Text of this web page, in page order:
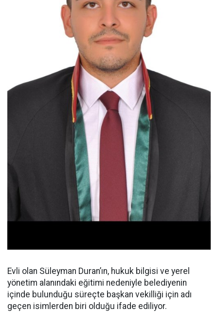
Evli olan Süleyman Duran’ın, hukuk bilgisi ve yerel
yönetim alanındaki eğitimi nedeniyle belediyenin
içinde bulunduğu süreçte başkan vekilliği için adı
geçen isimlerden biri olduğu ifade ediliyor.